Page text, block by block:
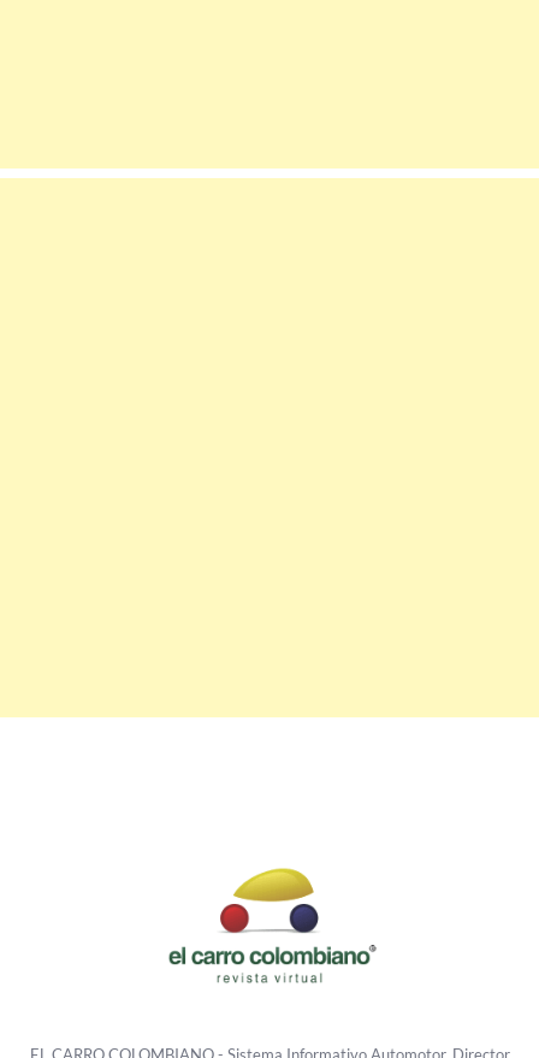
EL CARRO COLOMBIANO - Sistema Informativo Automotor. Director